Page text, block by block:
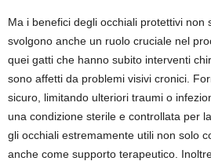
Ma i benefici degli occhiali protettivi non
svolgono anche un ruolo cruciale nel
quei gatti che hanno subito interventi
sono affetti da problemi visivi cronici.
sicuro, limitando ulteriori traumi o
una condizione sterile e controllata per
gli occhiali estremamente utili non solo
anche come supporto terapeutico.